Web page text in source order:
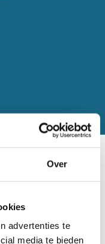
Over
advertenties te
media te bieden